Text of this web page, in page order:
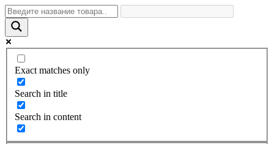
Exact matches only
Search in title
Search in content